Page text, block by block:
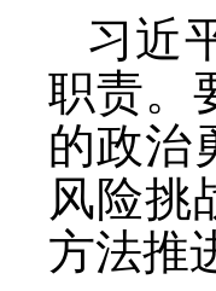
习近
职责。
的政治
风险挑
方法推